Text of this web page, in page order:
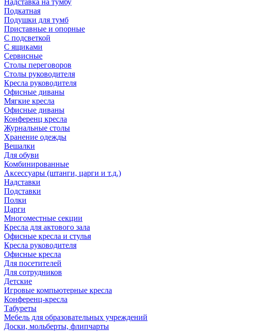
Надставка на тумбу
Подкатная
Подушки для тумб
Приставные и опорные
С подсветкой
С ящиками
Сервисные
Столы переговоров
Столы руководителя
Кресла руководителя
Офисные диваны
Мягкие кресла
Офисные диваны
Конференц кресла
Журнальные столы
Хранение одежды
Вешалки
Для обуви
Комбинированные
Аксессуары (штанги, царги и т.д.)
Надставки
Подставки
Полки
Царги
Многоместные секции
Кресла для актового зала
Офисные кресла и стулья
Кресла руководителя
Офисные кресла
Для посетителей
Для сотрудников
Детские
Игровые компьютерные кресла
Конференц-кресла
Табуреты
Мебель для образовательных учреждений
Доски, мольберты, флипчарты